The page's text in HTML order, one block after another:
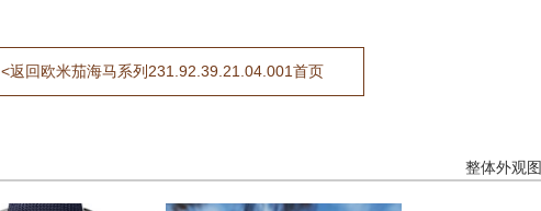
<返回欧米茄海马系列231.92.39.21.04.001首页
整体外观图